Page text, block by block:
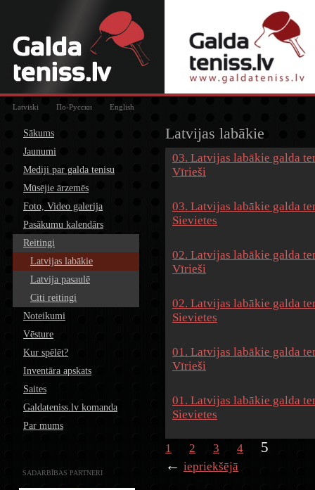
Latviski По-Русски English
Sākums
Jaunumi
Mediji par galda tenisu
Mūsējie ārzemēs
Foto, Video galerija
Pasākumu kalendārs
Reitingi
Latvijas labākie
Latvija pasaulē
Citi reitingi
Noteikumi
Vēsture
Kur spēlēt?
Inventāra apskats
Saites
Galdateniss.lv komanda
Par mums
SADARBĪBAS PARTNERI
Latvijas labākie
03. Latvijas labākie galda
Vīrieši
03. Latvijas labākie galda
Sievietes
02. Latvijas labākie galda
Vīrieši
02. Latvijas labākie galda
Sievietes
01. Latvijas labākie galda
Vīrieši
01. Latvijas labākie galda
Sievietes
1 2 3 4
5
← iepriekšējā